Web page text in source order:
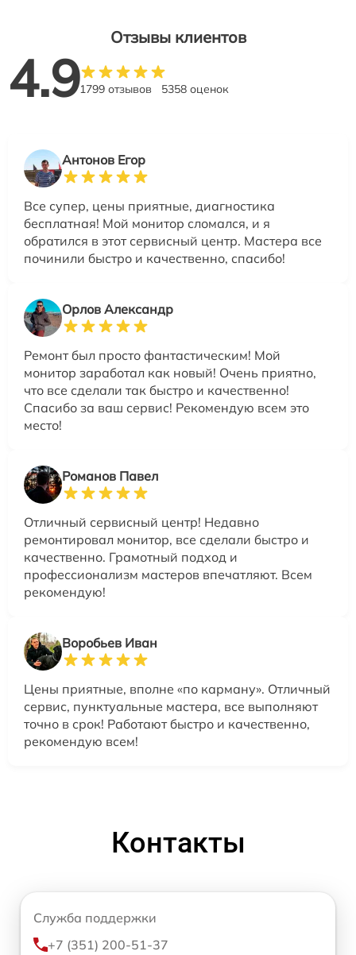
Отзывы клиентов
4.91799 отзывов 5358 оценок
Антонов Егор
Все супер, цены приятные, диагностика
бесплатная! Мой монитор сломался, и я
обратился в этот сервисный центр. Мастера все
починили быстро и качественно, спасибо!
Орлов Александр
Ремонт был просто фантастическим! Мой
монитор заработал как новый! Очень приятно,
что все сделали так быстро и качественно!
Спасибо за ваш сервис! Рекомендую всем это
место!
Романов Павел
Отличный сервисный центр! Недавно
ремонтировал монитор, все сделали быстро и
качественно. Грамотный подход и
профессионализм мастеров впечатляют. Всем
рекомендую!
Воробьев Иван
Цены приятные, вполне «по карману». Отличный
сервис, пунктуальные мастера, все выполняют
точно в срок! Работают быстро и качественно,
рекомендую всем!
Контакты
Служба поддержки
+7 (351) 200-51-37